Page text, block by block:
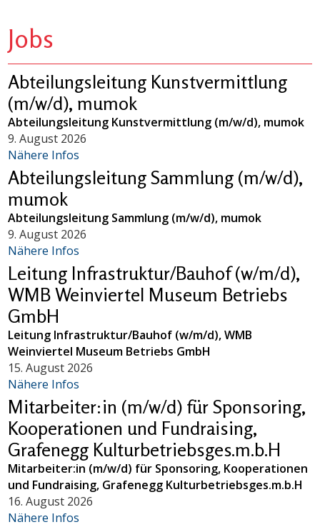
Jobs
Abteilungsleitung Kunstvermittlung
(m/w/d), mumok
Abteilungsleitung Kunstvermittlung (m/w/d), mumok
9. August 2026
Nähere Infos
Abteilungsleitung Sammlung (m/w/d),
mumok
Abteilungsleitung Sammlung (m/w/d), mumok
9. August 2026
Nähere Infos
Leitung Infrastruktur/Bauhof (w/m/d),
WMB Weinviertel Museum Betriebs
GmbH
Leitung Infrastruktur/Bauhof (w/m/d), WMB
Weinviertel Museum Betriebs GmbH
15. August 2026
Nähere Infos
Mitarbeiter:in (m/w/d) für Sponsoring,
Kooperationen und Fundraising,
Grafenegg Kulturbetriebsges.m.b.H
Mitarbeiter:in (m/w/d) für Sponsoring, Kooperationen
und Fundraising, Grafenegg Kulturbetriebsges.m.b.H
16. August 2026
Nähere Infos